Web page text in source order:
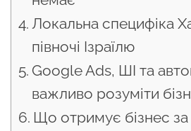
Локальна специфіка
півночі Ізраїлю
Google Ads, ШІ та
важливо розуміти
Що отримує бізнес за